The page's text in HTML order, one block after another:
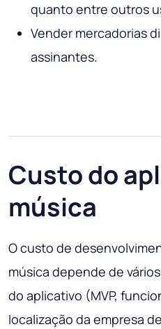
quanto entre outros
Vender mercadorias
assinantes.
Custo do
música
O custo de
música depende de
do aplicativo (MVP,
localização da empresa